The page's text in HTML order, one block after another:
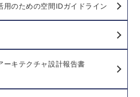
用のための空間IDガイドライン
ーキテクチャ設計報告書